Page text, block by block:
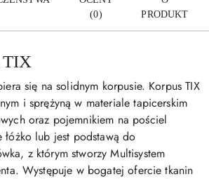
(0)
PRODUKT
TIX
się na solidnym korpusie. Korpus TIX
i sprężyną w materiale tapicerskim
oraz pojemnikiem na pościel
łóżko lub jest podstawą do
z którym stworzy Multisystem
Występuje w bogatej ofercie tkanin